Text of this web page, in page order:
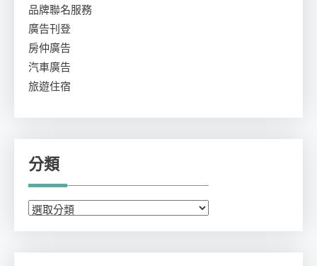
品牌聯名服務
廣告刊登
房仲廣告
汽車廣告
旅遊住宿
分類
分